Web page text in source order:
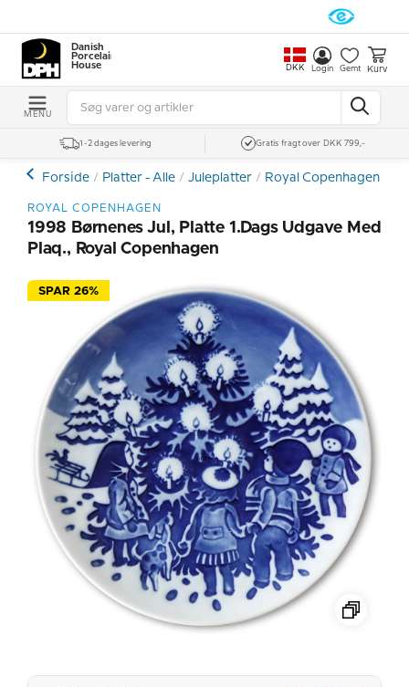
Danish
Porcelain
House
DKK Login Gemt Kurv
MENU
1-2 dages levering Gratis fragt over DKK 799,-
Forside Platter - Alle Juleplatter Royal Copenhagen
ROYAL COPENHAGEN
1998 Børnenes Jul, Platte 1.dags Udgave Med
Plaq., Royal Copenhagen
SPAR 26%